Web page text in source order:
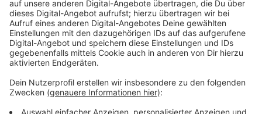
der Eltern stattgefunden haben.
Anzeige